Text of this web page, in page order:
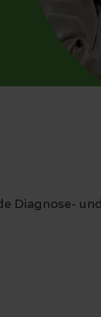
Diagnose- und